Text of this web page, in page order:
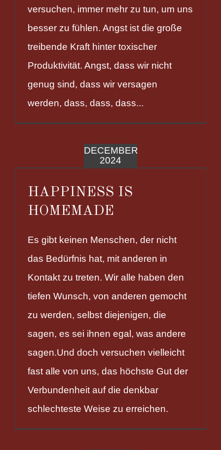
versuchen, immer mehr zu tun, um uns
besser zu fühlen. Angst ist die große
treibende Kraft hinter toxischer
Produktivität. Angst, dass wir nicht
genug sind, dass wir versagen
werden, dass, dass, dass...
DECEMBER
2024
HAPPINESS IS
HOMEMADE
Es gibt keinen Menschen, der nicht
das Bedürfnis hat, mit anderen in
Kontakt zu treten. Wir alle haben den
tiefen Wunsch, von anderen gemocht
zu werden, selbst diejenigen, die
sagen, es sei ihnen egal, was andere
sagen.Und doch versuchen vielleicht
fast alle von uns, das höchste Gut der
Verbundenheit auf die denkbar
schlechteste Weise zu erreichen.